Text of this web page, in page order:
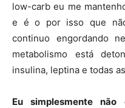
low-carb eu me
e é o por isso que
continuo engordando
metabolismo está
insulina, leptina e todas
Eu simplesmente